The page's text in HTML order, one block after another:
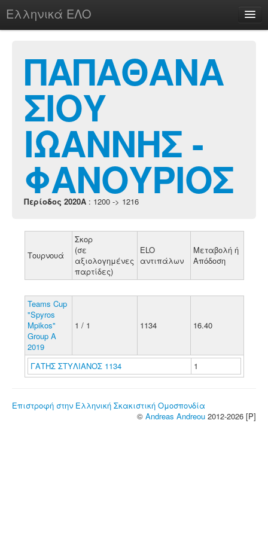
Ελληνικά ΕΛΟ
chesstu.be @ discord
Login
ΠΑΠΑΘΑΝΑ
ΣΙΟΥ
ΙΩΑΝΝΗΣ -
ΦΑΝΟΥΡΙΟΣ
Περίοδος 2020A : 1200 -> 1216
Τουρνουά
Σκορ
(σε
αξιολογημένες
παρτίδες)
ELO
αντιπάλων
Μεταβολή ή
Απόδοση
Teams Cup
"Spyros
Mpikos"
Group A
2019
1 / 1 1134 16.40
ΓΑΤΗΣ ΣΤΥΛΙΑΝΟΣ 1134 1
Επιστροφή στην Ελληνική Σκακιστική Ομοσπονδία
© Andreas Andreou 2012-2026 [P]